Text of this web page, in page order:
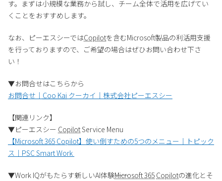
す。まずは小規模な業務から試し、チーム全体で活用を広げてい
くことをおすすめします。
なお、ピーエスシーではCopilotを含むMicrosoft製品の利活用支援
を行っておりますので、ご希望の場合はぜひお問い合わせ下さ
い！
▼お問合せはこちらから
お問合せ｜ Coo Kai クーカイ｜株式会社ピーエスシー
【関連リンク】
▼ピーエスシー CopilotService Menu
【Microsoft 365 Copilot】使い倒すための5つのメニュー｜トピック
ス｜PSC Smart Work
▼Work IQがもたらす新しいAI体験――Microsoft 365 Copilotの進化とそ